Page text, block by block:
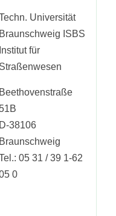
Universität
Braunschweig ISBS
Institut für
Straßenwesen
Beethovenstraße
51B
D-38106
Braunschweig
05 31 / 39 1-62
0